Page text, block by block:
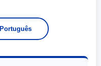
Português